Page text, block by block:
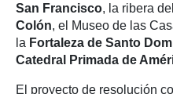
San Francisco, la ribera del
Colón, el Museo de las
la Fortaleza de Santo
Catedral
Primada de
El proyecto de resolución